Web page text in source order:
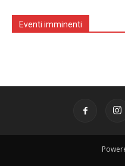
Eventi imminenti